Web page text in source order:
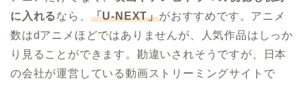
に入れるなら、 「U-NEXT」がおすすめです。アニメ
数はdアニメほどではありませんが、人気作品はしっか
り見ることができます。勘違いされそうですが、日本
の会社が運営している動画ストリーミングサイトで